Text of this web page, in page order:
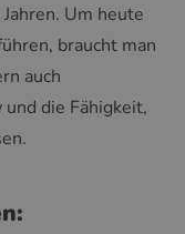
Um heute
braucht man
auch
die Fähigkeit,